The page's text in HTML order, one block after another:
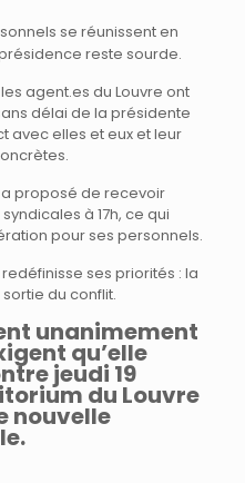
se réunissent en
reste sourde.
agent.es du Louvre ont
délai de la présidente
avec elles et eux et leur
a proposé de recevoir
à 17h, ce qui
pour ses personnels.
ses priorités : la
du conflit.
unanimement
qu’elle
jeudi 19
du Louvre
nouvelle